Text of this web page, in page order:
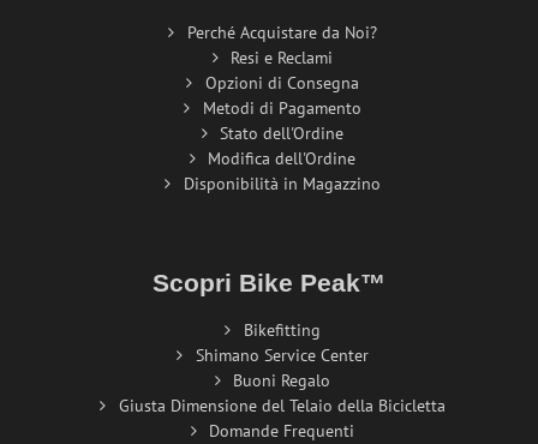
Perché Acquistare da Noi?
Resi e Reclami
Opzioni di Consegna
Metodi di Pagamento
Stato dell'Ordine
Modifica dell'Ordine
Disponibilità in Magazzino
Scopri Bike Peak™
Bikefitting
Shimano Service Center
Buoni Regalo
Giusta Dimensione del Telaio della Bicicletta
Domande Frequenti